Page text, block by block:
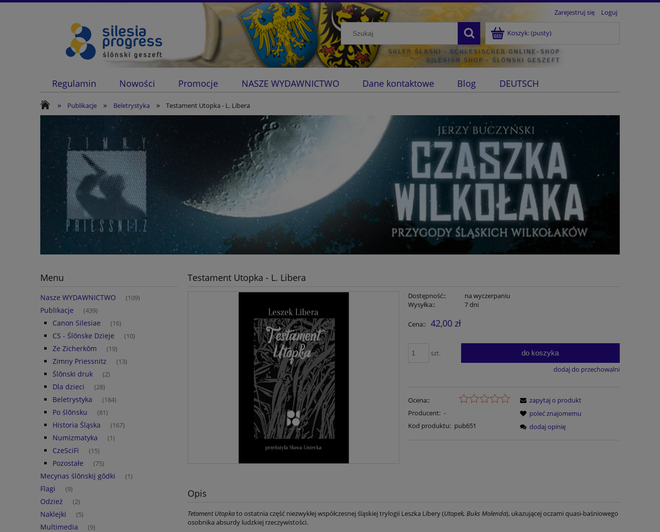
Zarejestruj się Loguj
Koszyk:(pusty)
Regulamin Nowości Promocje NASZE WYDAWNICTWO Dane kontaktowe Blog DEUTSCH
» Publikacje » Beletrystyka » Testament Utopka - L. Libera
Menu
Nasze WYDAWNICTWO (109)
Publikacje (439)
Canon Silesiae (16)
CS - Ślōnske Dzieje (10)
Ze Zicherkōm (19)
Zimny Priessnitz (13)
Ślōnski druk (2)
Dla dzieci (28)
Beletrystyka (184)
Po ślōnsku (81)
Historia Śląska (167)
Numizmatyka (1)
CzeSciFi (15)
Pozostałe (75)
Mecynas ślōnskij gŏdki (1)
Flagi (9)
Odzież (2)
Naklejki (5)
Multimedia (9)
Testament Utopka - L. Libera
Dostępność::
na wyczerpaniu
Wysyłka::
7 dni
Cena:: 42,00 zł
szt. do koszyka
dodaj do przechowalni
Ocena::
Producent: -
Kod produktu: pub651
zapytaj o produkt
poleć znajomemu
dodaj opinię
Opis
Tetament Utopkato ostatnia część niezwykłej współczesnej śląskiej trylogii Leszka Libery (Utopek, Buks Molenda), ukazującej oczami quasi-baśniowego
osobnika absurdy ludzkiej rzeczywistości.